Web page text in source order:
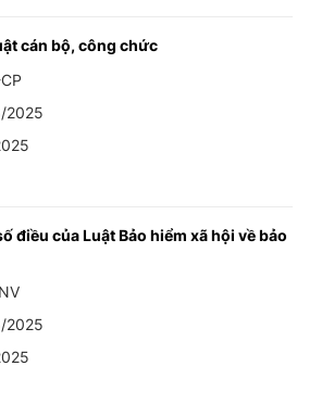
cán bộ, công chức
2025
điều của Luật Bảo hiểm xã hội về bảo
2025